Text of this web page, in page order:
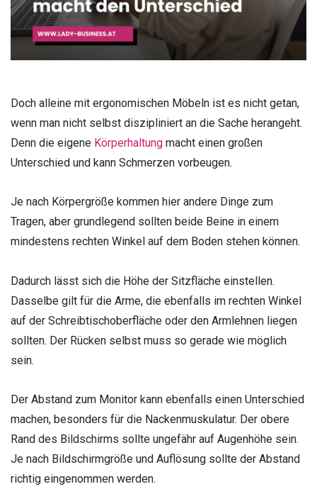
Doch alleine mit ergonomischen Möbeln ist es nicht getan,
wenn man nicht selbst diszipliniert an die Sache herangeht.
Denn die eigene Körperhaltung macht einen großen
Unterschied und kann Schmerzen vorbeugen.
Je nach Körpergröße kommen hier andere Dinge zum
Tragen, aber grundlegend sollten beide Beine in einem
mindestens rechten Winkel auf dem Boden stehen können.
Dadurch lässt sich die Höhe der Sitzfläche einstellen.
Dasselbe gilt für die Arme, die ebenfalls im rechten Winkel
auf der Schreibtischoberfläche oder den Armlehnen liegen
sollten. Der Rücken selbst muss so gerade wie möglich
sein.
Der Abstand zum Monitor kann ebenfalls einen Unterschied
machen, besonders für die Nackenmuskulatur. Der obere
Rand des Bildschirms sollte ungefähr auf Augenhöhe sein.
Je nach Bildschirmgröße und Auflösung sollte der Abstand
richtig eingenommen werden.